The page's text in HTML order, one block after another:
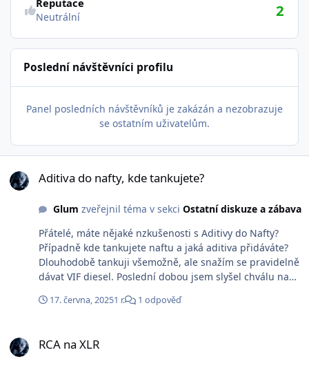
Reputace
Neutrální 2
Poslední návštěvníci profilu
Panel posledních návštěvníků je zakázán a nezobrazuje
se ostatním uživatelům.
Aditiva do nafty, kde tankujete?
Glum zveřejnil téma v sekci Ostatní diskuze a zábava
Přátelé, máte nějaké nzkušenosti s Aditivy do Nafty?
Případně kde tankujete naftu a jaká aditiva přidáváte?
Dlouhodobě tankuji všemožně, ale snažím se pravidelně
dávat VIF diesel. Poslední dobou jsem slyšel chválu na
2256 DFC 177 ml aditivum do nafty -
předchází jejich poškození. Eliminuje účinky biosložky?
17. června, 20251 r. 1 odpověď
RCA na XLR